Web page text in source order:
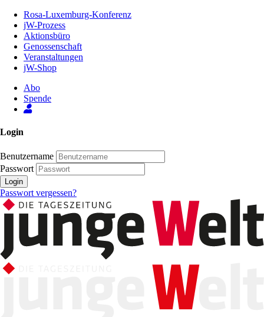
Inhalt
Seite
Rosa-Luxemburg-Konferenz
jW-Prozess
Aktionsbüro
Genossenschaft
Veranstaltungen
jW-Shop
Abo
Spende
Login
Benutzername
Passwort
Login
Passwort vergessen?